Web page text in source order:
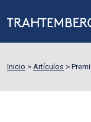
Inicio > Artículos >